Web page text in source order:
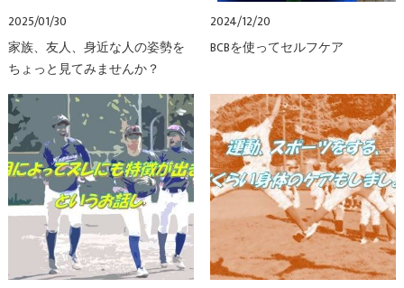
2025/01/30
家族、友人、身近な人の姿勢を
ちょっと見てみませんか？
2024/12/20
BCBを使ってセルフケア